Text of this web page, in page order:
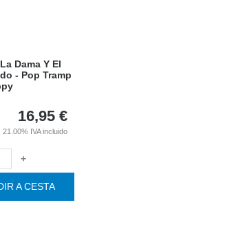
Dama Y El
- Pop Tramp
16,95 €
21.00% IVA incluido
+
A CESTA